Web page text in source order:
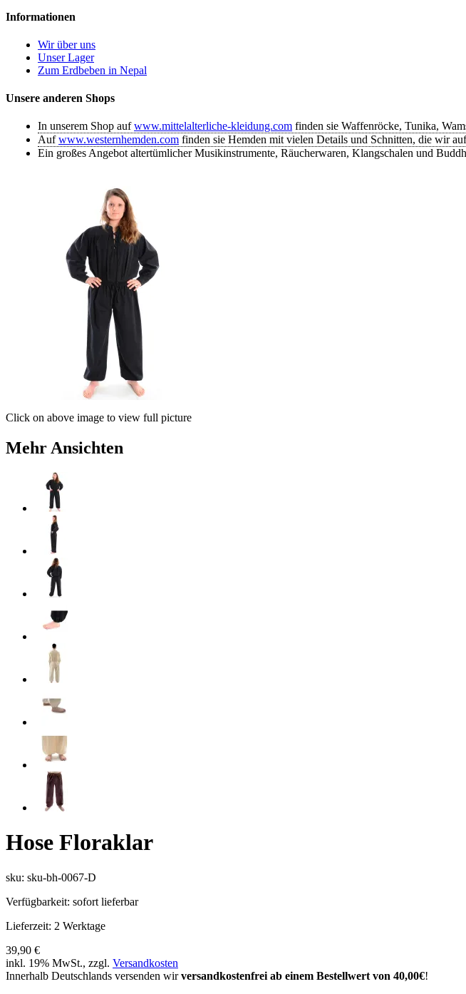
Informationen
Wir über uns
Unser Lager
Zum Erdbeben in Nepal
Unsere anderen Shops
In unserem Shop aufwww.mittelalterliche-kleidung.com finden sie Waffenröcke, Tunika,
Aufwww.westernhemden.com finden sie Hemden mit vielen Details und Schnitten, die wir
Ein großes Angebot altertümlicher Musikinstrumente, Räucherwaren, Klangschalen und
Click on above image to view full picture
Mehr Ansichten
Hose Floraklar
sku: sku-bh-0067-D
Verfügbarkeit: sofort lieferbar
Lieferzeit: 2 Werktage
39,90 €
inkl. 19% MwSt., zzgl. Versandkosten
Innerhalb Deutschlands versenden wirversandkostenfrei ab einem Bestellwert von 40,00€!